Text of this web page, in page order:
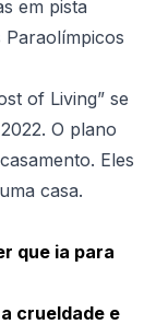
em pista
of Living” se
O plano
Eles
casa.
que ia para
crueldade e